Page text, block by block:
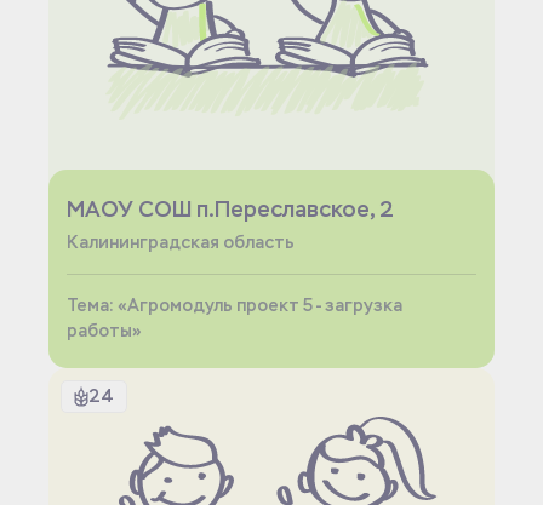
МАОУ СОШ п.Переславское, 2
Калининградская область
Тема: «Агромодуль проект 5 - загрузка
работы»
24